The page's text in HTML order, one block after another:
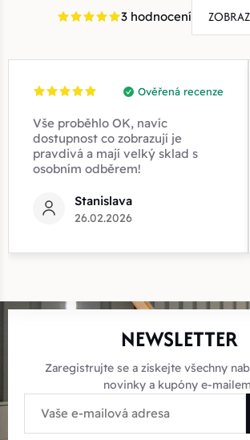
3 hodnocení
Ověřená recenze
Vše proběhlo OK, navíc
dostupnost co zobrazují je
pravdivá a mají velký sklad s
osobním odběrem!
Stanislava
26.02.2026
NEWSLETTER
Zaregistrujte se a získejte všechny
novinky a kupóny e-